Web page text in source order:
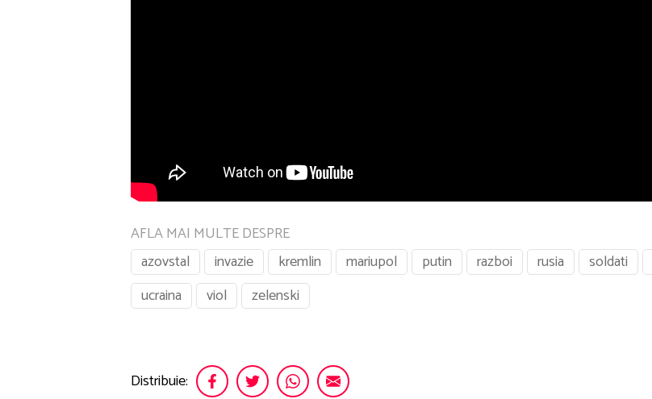
AFLA MAI MULTE DESPRE
azovstal
invazie kremlin mariupol putin razboi rusia soldati
ucraina
viol zelenski
Distribuie: